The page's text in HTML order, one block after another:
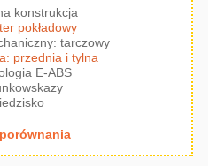
konstrukcja
pokładowy
tarczowy
przednia i tylna
E-ABS